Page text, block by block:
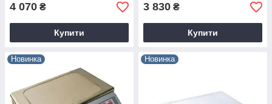
4 070 ₴
Купити
3 830 ₴
Купити
Новинка Новинка